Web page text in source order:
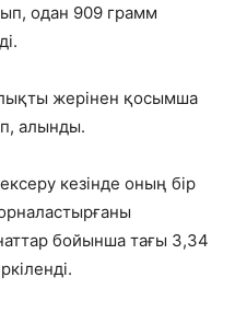
одан 909 грамм
жерінен қосымша
алынды.
кезінде оның бір
бойынша тағы 3,34